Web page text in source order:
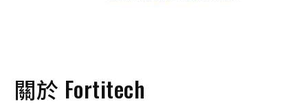
關於 Fortitech